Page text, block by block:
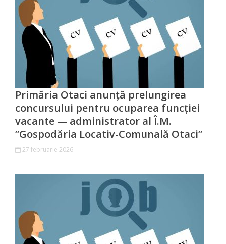
Investește
Otaci
Biblioteca
Grădinițe
Детский/
сад
№1
«Солнышко».
Ясли/
сада
Primăria Otaci anunță prelungirea
concursului pentru ocuparea funcției
vacante — administrator al Î.M.
”Gospodăria Locativ-Comunală Otaci”
27 februarie 2026